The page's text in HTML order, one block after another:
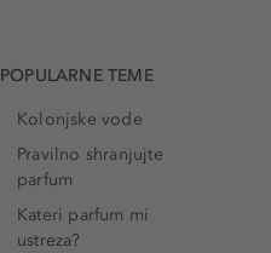
POPULARNE TEME
Kolonjske vode
Pravilno shranjujte
parfum
Kateri parfum mi
ustreza?